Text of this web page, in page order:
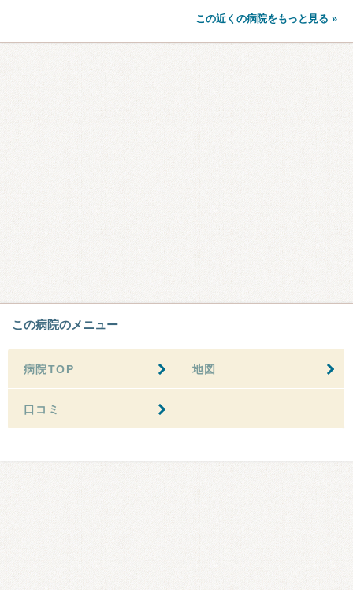
この近くの病院をもっと見る »
この病院のメニュー
病院TOP 地図
口コミ